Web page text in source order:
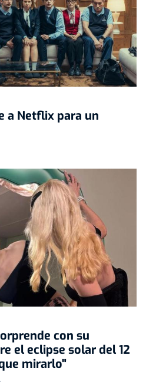
a Netflix para un
con su
el eclipse solar del 12
mirarlo"